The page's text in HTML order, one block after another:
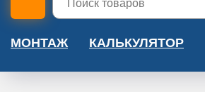
МОНТАЖ КАЛЬКУЛЯТОР